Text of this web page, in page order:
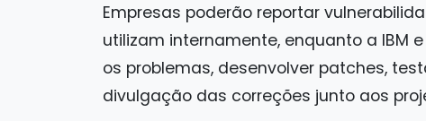
Empresas poderão reportar
utilizam internamente, enquanto a IBM
os problemas, desenvolver patches,
divulgação das correções junto aos